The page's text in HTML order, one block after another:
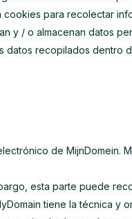
para recolectar
y / o almacenan datos
datos recopilados dentro
de MijnDomein.
esta parte puede
tiene la técnica y